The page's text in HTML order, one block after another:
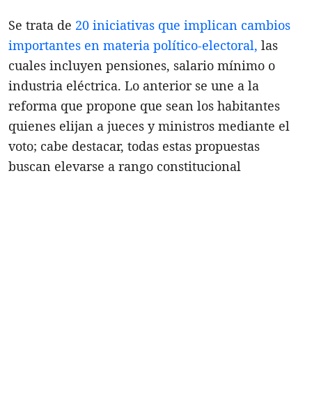
Se trata de 20 iniciativas que implican cambios
importantes en materia político-electoral, las
cuales incluyen pensiones, salario mínimo o
industria eléctrica. Lo anterior se une a la
reforma que propone que sean los habitantes
quienes elijan a jueces y ministros mediante el
voto; cabe destacar, todas estas propuestas
buscan elevarse a rango constitucional